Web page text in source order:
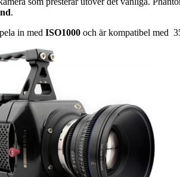
.
in med ISO1000 och är kompatibel med